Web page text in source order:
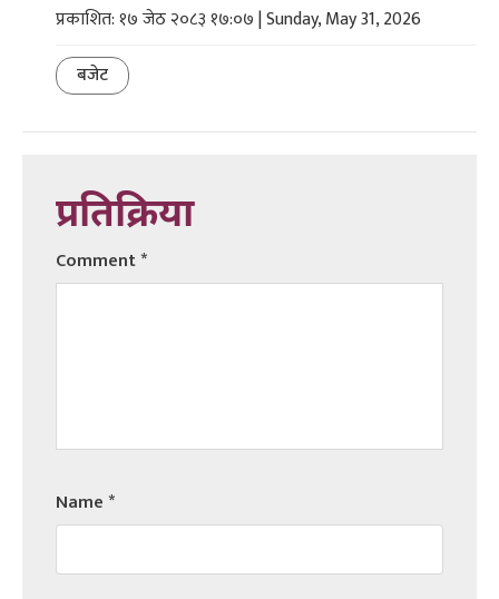
प्रकाशित: १७ जेठ २०८३ १७:०७ | Sunday, May 31, 2026
बजेट
प्रतिक्रिया
Comment*
Name*